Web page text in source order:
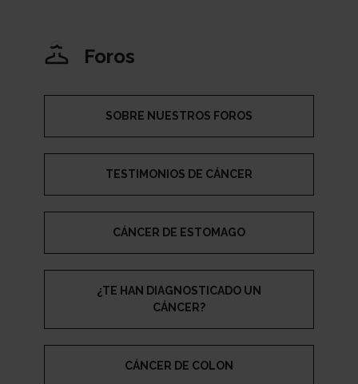
Foros
SOBRE NUESTROS FOROS
TESTIMONIOS DE CÁNCER
CÁNCER DE ESTOMAGO
¿TE HAN DIAGNOSTICADO UN
CÁNCER?
CÁNCER DE COLON